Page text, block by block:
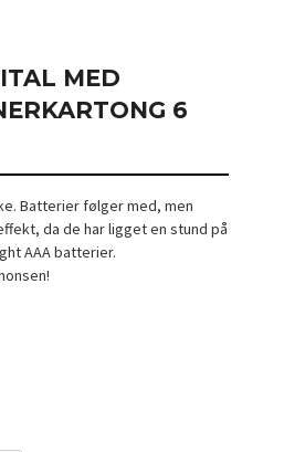
MED
6
Batterier følger med, men
da de har ligget en stund på
AAA batterier.